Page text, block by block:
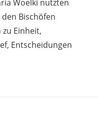
Woelki nutzten
Bischöfen
Einheit,
Entscheidungen